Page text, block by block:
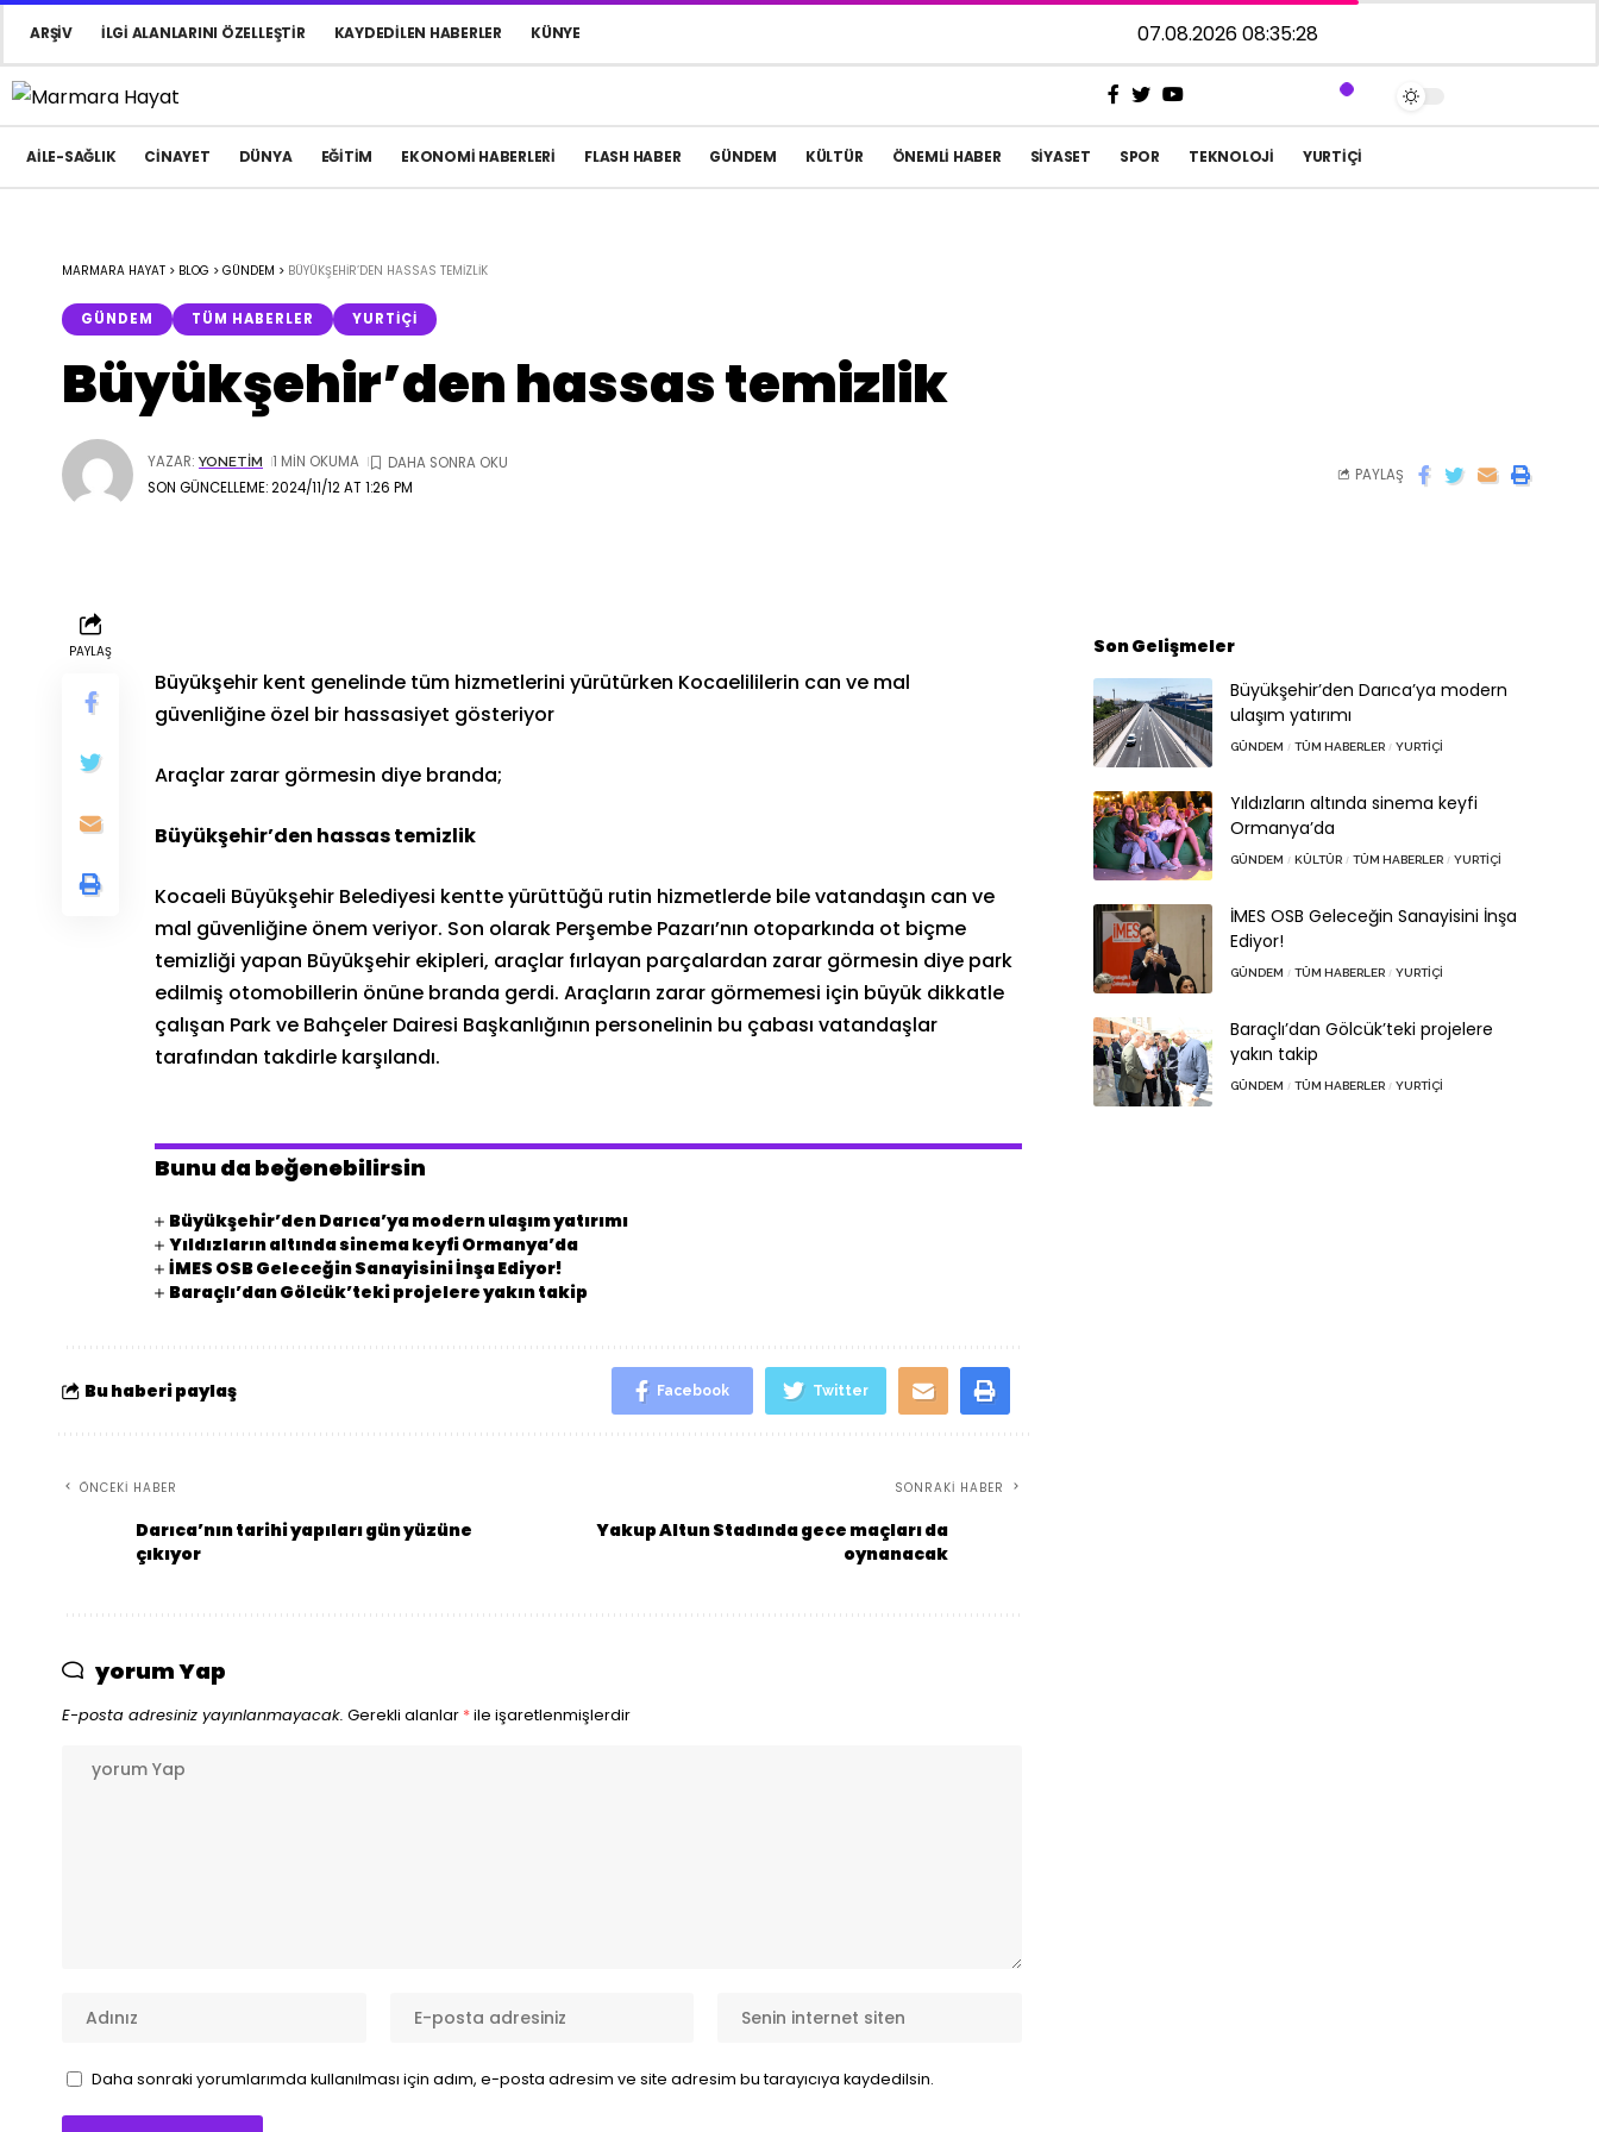
ARŞIV İLGI ALANLARINI ÖZELLEŞTIR KAYDEDILEN HABERLER KÜNYE 07.08.2026 08:35:28
AILE-SAĞLIK CINAYET DÜNYA EĞITIM EKONOMI HABERLERI FLASH HABER GÜNDEM KÜLTÜR ÖNEMLI HABER SIYASET SPOR TEKNOLOJI YURTIÇI
MARMARA HAYAT > BLOG > GÜNDEM > BÜYÜKŞEHIR’DEN HASSAS TEMIZLIK
GÜNDEM TÜM HABERLER YURTIÇI
Büyükşehir’den hassas temizlik
SON GÜNCELLEME: 2024/11/12 AT 1:26 PM
YAZAR: YONETIM 1 MIN OKUMA
PAYLAŞ
PAYLAŞ
Büyükşehir kent genelinde tüm hizmetlerini yürütürken Kocaelililerin can ve mal
güvenliğine özel bir hassasiyet gösteriyor
Araçlar zarar görmesin diye branda;
Büyükşehir’den hassas temizlik
Kocaeli Büyükşehir Belediyesi kentte yürüttüğü rutin hizmetlerde bile vatandaşın can ve
mal güvenliğine önem veriyor. Son olarak Perşembe Pazarı’nın otoparkında ot biçme
temizliği yapan Büyükşehir ekipleri, araçlar fırlayan parçalardan zarar görmesin diye park
edilmiş otomobillerin önüne branda gerdi. Araçların zarar görmemesi için büyük dikkatle
çalışan Park ve Bahçeler Dairesi Başkanlığının personelinin bu çabası vatandaşlar
tarafından takdirle karşılandı.
Bunu da beğenebilirsin
Büyükşehir’den Darıca’ya modern ulaşım yatırımı
Yıldızların altında sinema keyfi Ormanya’da
İMES OSB Geleceğin Sanayisini İnşa Ediyor!
Baraçlı’dan Gölcük’teki projelere yakın takip
Bu haberi paylaş Facebook Twitter
ÖNCEKI HABER
Darıca’nın tarihi yapıları gün yüzüne
çıkıyor
SONRAKI HABER
Yakup Altun Stadında gece maçları da
oynanacak
yorum Yap
E-posta adresiniz yayınlanmayacak. Gerekli alanlar *ile işaretlenmişlerdir
Daha sonraki yorumlarımda kullanılması için adım, e-posta adresim ve site adresim bu tarayıcıya kaydedilsin.
Son Gelişmeler
Büyükşehir’den Darıca’ya modern
ulaşım yatırımı
GÜNDEM TÜM HABERLER YURTIÇI
Yıldızların altında sinema keyfi
Ormanya’da
GÜNDEM KÜLTÜR TÜM HABERLER YURTIÇI
İMES OSB Geleceğin Sanayisini İnşa
Ediyor!
GÜNDEM TÜM HABERLER YURTIÇI
Baraçlı’dan Gölcük’teki projelere
yakın takip
GÜNDEM TÜM HABERLER YURTIÇI